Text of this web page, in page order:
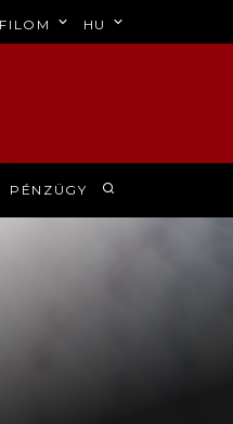
HU
PÉNZÜGY